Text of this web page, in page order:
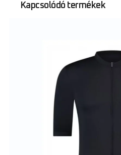
Kapcsolódó termékek